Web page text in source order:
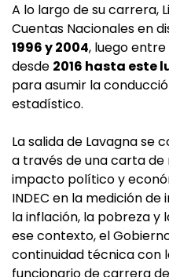
A lo largo de su carrera,
Cuentas Nacionales en
1996 y 2004, luego entre
desde 2016 hasta este
para asumir la
estadístico.
La salida de Lavagna se
a través de una carta
impacto político y
INDEC en la medición
la inflación, la pobreza y
ese contexto, el
continuidad técnica con